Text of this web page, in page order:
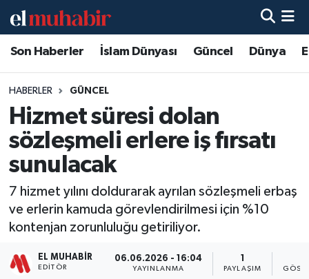
Son Haberler İslam Dünyası Güncel Dünya
HABERLER GÜNCEL
Hizmet süresi dolan
sözleşmeli erlere iş fırsatı
sunulacak
7 hizmet yılını doldurarak ayrılan sözleşmeli erbaş
ve erlerin kamuda görevlendirilmesi için %10
kontenjan zorunluluğu getiriliyor.
EL MUHABIR
EDITÖR
06.06.2026 - 16:04
YAYINLANMA PAYLAŞIM
Hava Durumu
Trafik Durumu
Süper Lig Puan Durumu ve Fikstür
Tüm Manşetler
Son Dakika Haberleri
Haber Arşivi